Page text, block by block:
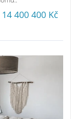
14 400 400 Kč